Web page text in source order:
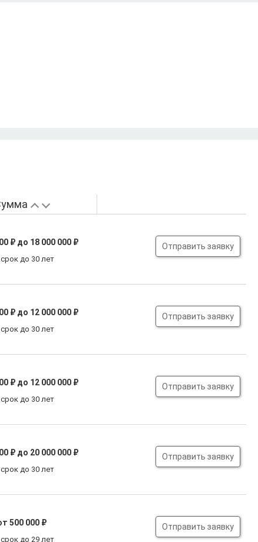
₽ до 18 000 000 ₽
до 30 лет
Отправить заявку
₽ до 12 000 000 ₽
до 30 лет
Отправить заявку
₽ до 12 000 000 ₽
до 30 лет
Отправить заявку
₽ до 20 000 000 ₽
до 30 лет
Отправить заявку
500 000 ₽
до 29 лет
Отправить заявку